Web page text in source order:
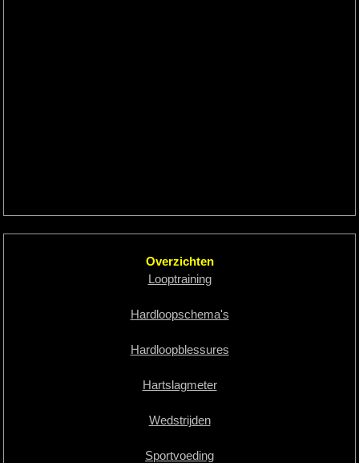
Overzichten
Looptraining
Hardloopschema's
Hardloopblessures
Hartslagmeter
Wedstrijden
Sportvoeding